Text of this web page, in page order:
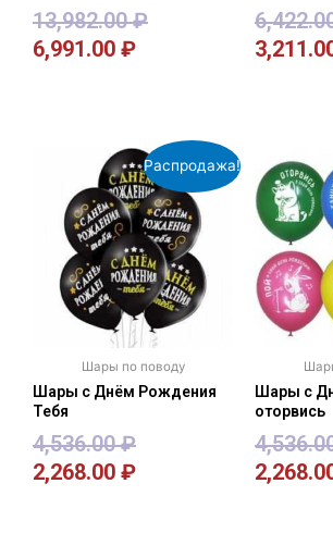
13,982.00₽
6,991.00 ₽
Распродажа!
Шары по поводу
Шары с Днём Рождения
Тебя
4,536.00₽
2,268.00 ₽
Шары с
оторвись